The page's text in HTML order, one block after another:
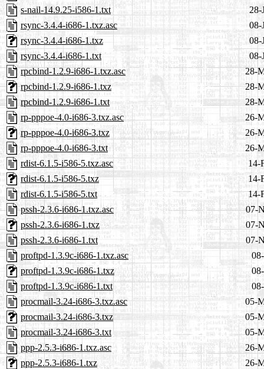
s-nail-14.9.25-i586-1.txt
28-
rsync-3.4.4-i686-1.txz.asc
08-
rsync-3.4.4-i686-1.txz
08-
rsync-3.4.4-i686-1.txt
08-
rpcbind-1.2.9-i686-1.txz.asc
28-
rpcbind-1.2.9-i686-1.txz
28-
rpcbind-1.2.9-i686-1.txt
28-
rp-pppoe-4.0-i686-3.txz.asc
26-
rp-pppoe-4.0-i686-3.txz
26-
rp-pppoe-4.0-i686-3.txt
26-
rdist-6.1.5-i586-5.txz.asc
14-
rdist-6.1.5-i586-5.txz
14-
rdist-6.1.5-i586-5.txt
14-
pssh-2.3.6-i686-1.txz.asc
07-
pssh-2.3.6-i686-1.txz
07-
pssh-2.3.6-i686-1.txt
07-
proftpd-1.3.9c-i686-1.txz.asc
proftpd-1.3.9c-i686-1.txz
proftpd-1.3.9c-i686-1.txt
procmail-3.24-i686-3.txz.asc
05-
procmail-3.24-i686-3.txz
05-
procmail-3.24-i686-3.txt
05-
ppp-2.5.3-i686-1.txz.asc
26-
ppp-2.5.3-i686-1.txz
26-